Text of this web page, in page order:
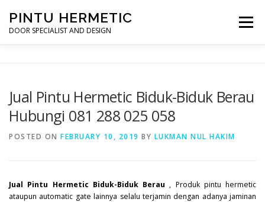
content
PINTU HERMETIC
DOOR SPECIALIST AND DESIGN
Menu
PROFILE KONTAK
Jual Pintu Hermetic Biduk-Biduk Berau
Hubungi 081 288 025 058
POSTED ON FEBRUARY 10, 2019 BY LUKMAN NUL HAKIM
Jual Pintu Hermetic Biduk-Biduk Berau , Produk pintu hermetic
ataupun automatic gate lainnya selalu terjamin dengan adanya jaminan